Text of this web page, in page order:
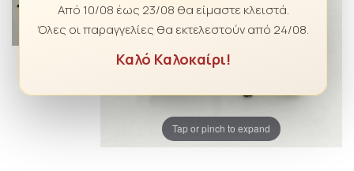
Από 10/08 έως 23/08 θα είμαστε κλειστά.
Όλες οι παραγγελίες θα εκτελεστούν από 24/08.
Καλό Καλοκαίρι!
Tap or pinch to expand